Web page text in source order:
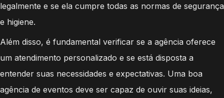
legalmente e se ela cumpre todas as normas de segurança
e higiene.
Além disso, é fundamental verificar se a agência oferece
um atendimento personalizado e se está disposta a
entender suas necessidades e expectativas. Uma boa
agência de eventos deve ser capaz de ouvir suas ideias,